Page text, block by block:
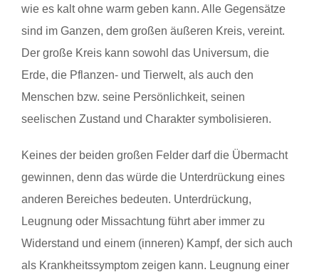
wie es kalt ohne warm geben kann. Alle Gegensätze
sind im Ganzen, dem großen äußeren Kreis, vereint.
Der große Kreis kann sowohl das Universum, die
Erde, die Pflanzen- und Tierwelt, als auch den
Menschen bzw. seine Persönlichkeit, seinen
seelischen Zustand und Charakter symbolisieren.
Keines der beiden großen Felder darf die Übermacht
gewinnen, denn das würde die Unterdrückung eines
anderen Bereiches bedeuten. Unterdrückung,
Leugnung oder Missachtung führt aber immer zu
Widerstand und einem (inneren) Kampf, der sich auch
als Krankheitssymptom zeigen kann. Leugnung einer